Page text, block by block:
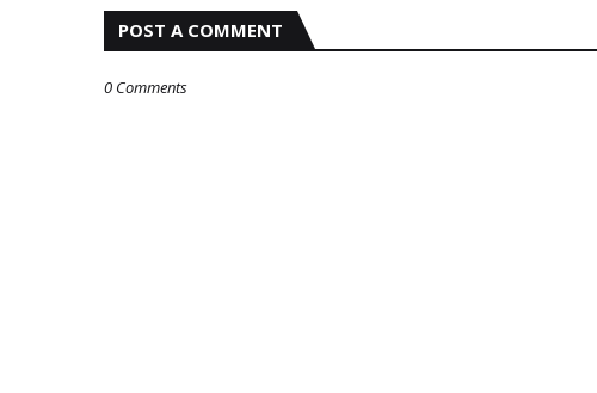
POST A COMMENT
0 Comments